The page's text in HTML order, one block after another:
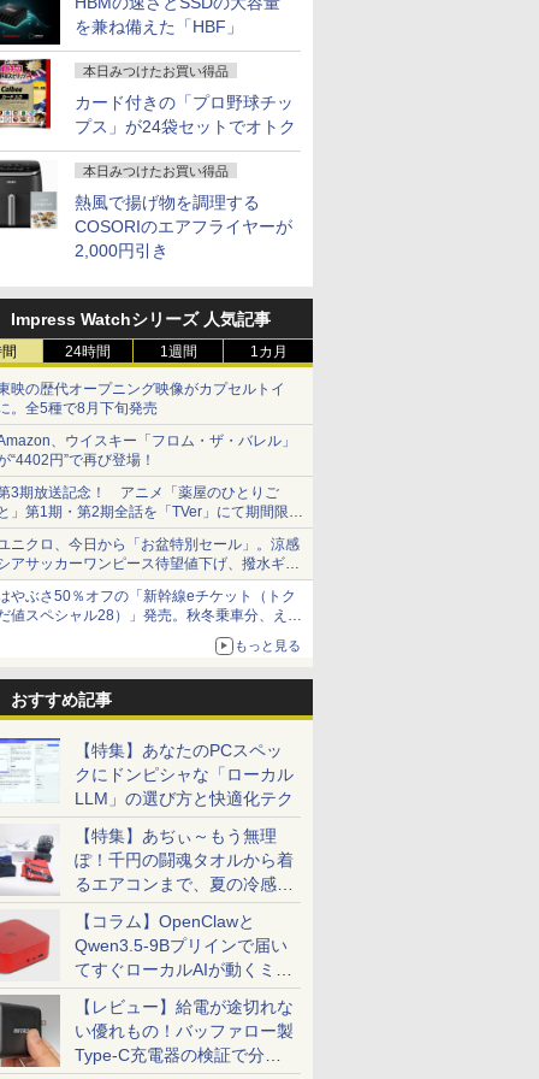
を兼ね備えた「HBF」
本日みつけたお買い得品
カード付きの「プロ野球チッ
プス」が24袋セットでオトク
本日みつけたお買い得品
熱風で揚げ物を調理する
COSORIのエアフライヤーが
2,000円引き
Impress Watchシリーズ 人気記事
24時間 1週間 1カ月
映の歴代オープニング映像がカプセルトイ
。全5種で8月下旬発売
、ウイスキー「フロム・ザ・バレル」
“4402円”で再び登場！
3期放送記念！ アニメ「薬屋のひとりご
」第1期・第2期全話を「TVer」にて期間限定
順次無料配信開始
ニクロ、今日から「お盆特別セール」。涼感
アサッカーワンピース待望値下げ、撥水ギア
ョーツは1990円に
やぶさ50％オフの「新幹線eチケット（トク
値スペシャル28）」発売。秋冬乗車分、えき
もっと見る
おすすめ記事
【特集】あなたのPCスペッ
クにドンピシャな「ローカル
LLM」の選び方と快適化テク
【特集】あぢぃ～もう無理
ぽ！千円の闘魂タオルから着
るエアコンまで、夏の冷感グ
ッズ一挙紹介
【コラム】OpenClawと
Qwen3.5-9Bプリインで届い
てすぐローカルAIが動くミニ
PC「SER9 Pro」
【レビュー】給電が途切れな
い優れもの！バッファロー製
Type-C充電器の検証で分か